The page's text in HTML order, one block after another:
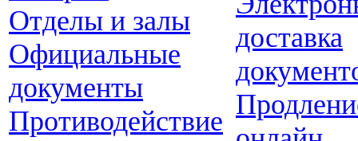
Отделы и залы
Официальные
документы
Противодействие
доставка